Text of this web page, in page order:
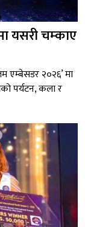
यसरी चम्काए
एम्बेसडर २०२६’ मा
पर्यटन, कला र